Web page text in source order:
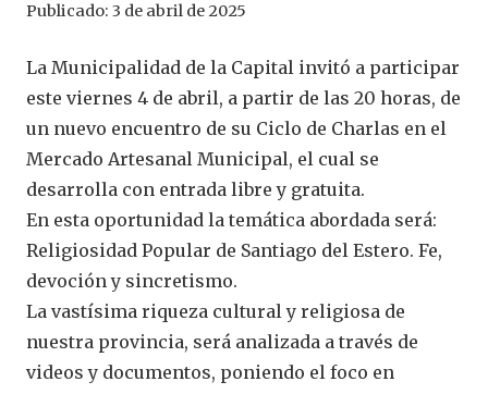
Publicado: 3 de abril de 2025
La Municipalidad de la Capital invitó a participar
este viernes 4 de abril, a partir de las 20 horas, de
un nuevo encuentro de su Ciclo de Charlas en el
Mercado Artesanal Municipal, el cual se
desarrolla con entrada libre y gratuita.
En esta oportunidad la temática abordada será:
Religiosidad Popular de Santiago del Estero. Fe,
devoción y sincretismo.
La vastísima riqueza cultural y religiosa de
nuestra provincia, será analizada a través de
videos y documentos, poniendo el foco en